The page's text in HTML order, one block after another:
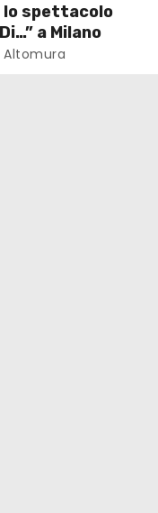
lo spettacolo
a Milano
Altomura